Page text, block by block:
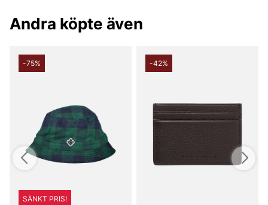
Andra köpte även
-75%
SÄNKT PRIS!
-42%